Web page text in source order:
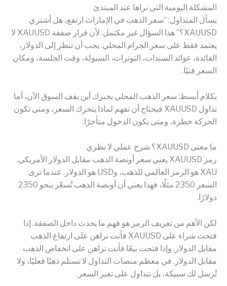
المشكلة اليومية التي نراها عند المبتدئ
يسأل المتداول: “سعر الذهب في الإمارات ارتفع، هل أشتري
XAUUSD؟” هذا السؤال غير مكتمل. لأن قرار صفقة XAUUSD لا
يعتمد فقط على سعر الجرام المحلي. يجب أن تنظر إلى الدولار،
الفائدة، عوائد السندات، التوترات، السيولة، وقت الجلسة، ومكان
السعر فنيًا.
بكلام أبسط: سعر الذهب المحلي يخبرك أين يقف السوق الآن، أما
تداول XAUUSD فيحتاج أن تفهم لماذا يتحرك السعر، ومتى تكون
الحركة خطرة، ومتى يكون الدخول متأخرًا.
ما معنى XAUUSD؟ شرح عملي لا نظري
رمز XAUUSD يعني سعر أونصة الذهب مقابل الدولار الأمريكي.
XAU هو الرمز العالمي للذهب، وUSD هو الدولار. عندما ترى
السعر 2350 مثلًا، فهذا يعني أن أونصة الذهب تُسعّر بنحو 2350
دولارًا.
لكن الأهم من تعريف الرمز هو فهم ما يحدث داخل الصفقة. إذا
فتحت شراء على XAUUSD فأنت تراهن على ارتفاع الذهب
مقابل الدولار. وإذا فتحت بيعًا فأنت تراهن على انخفاض الذهب
مقابل الدولار. في معظم منصات التداول لا تستلم ذهبًا فعليًا، ولا
تُرسل لك سبيكة، بل تتداول على تغير السعر.